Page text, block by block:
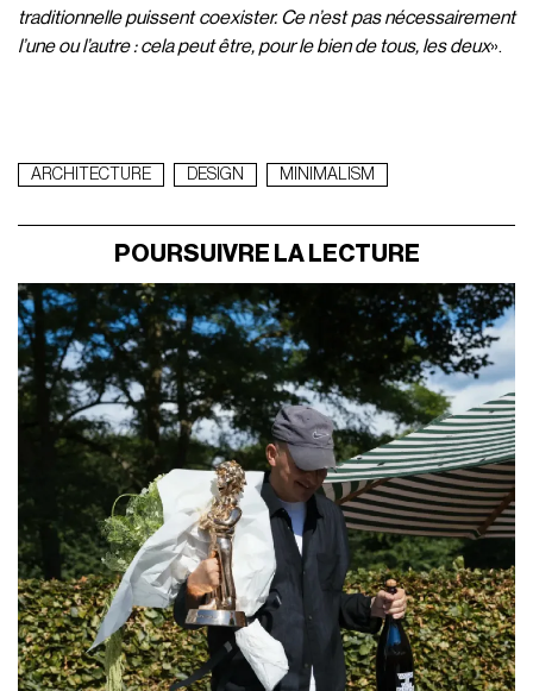
traditionnelle puissent coexister. Ce n’est pas nécessairement
l’une ou l’autre : cela peut être, pour le bien de tous, les deux».
ARCHITECTURE DESIGN MINIMALISM
POURSUIVRE LA LECTURE